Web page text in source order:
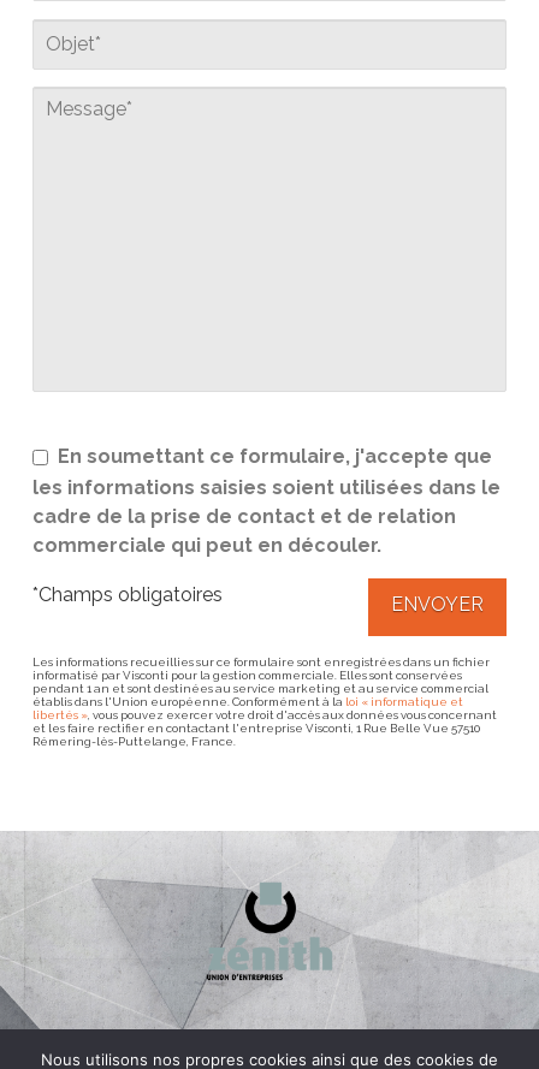
En soumettant ce formulaire, j'accepte que
les informations saisies soient utilisées dans le
cadre de la prise de contact et de relation
commerciale qui peut en découler.
*Champs obligatoires
Les informations recueillies sur ce formulaire sont enregistrées dans un fichier
informatisé par Visconti pour la gestion commerciale. Elles sont conservées
pendant 1 an et sont destinées au service marketing et au service commercial
établis dans l'Union européenne. Conformément à la loi « informatique et
libertés », vous pouvez exercer votre droit d'accès aux données vous concernant
et les faire rectifier en contactant l'entreprise Visconti, 1 Rue Belle Vue 57510
Rémering-lès-Puttelange, France.
+33 3 87 09 41 06
Nous utilisons nos propres cookies ainsi que des cookies de